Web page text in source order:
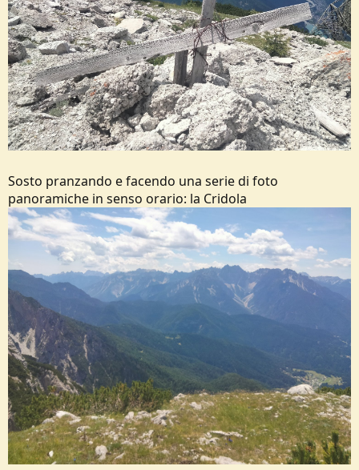
Sosto pranzando e facendo una serie di foto
panoramiche in senso orario: la Cridola